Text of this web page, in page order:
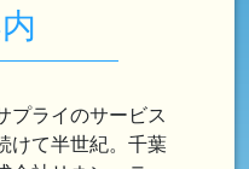
プライのサービス
けて半世紀。千葉